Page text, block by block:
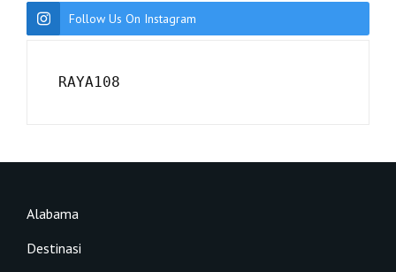
Follow Us On Instagram
RAYA108
Alabama
Destinasi